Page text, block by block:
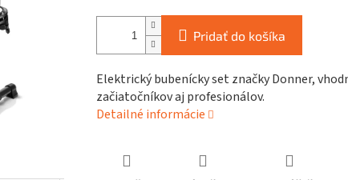
Pridať do košíka
Elektrický bubenícky set značky Donner,
začiatočníkov aj profesionálov.
Detailné informácie